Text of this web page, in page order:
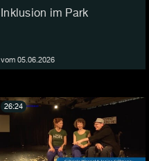
Inklusion im Park
vom 05.06.2026
26:24